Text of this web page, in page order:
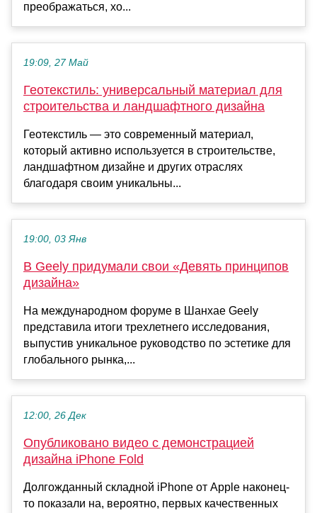
преображаться, хо...
19:09, 27 Май
Геотекстиль: универсальный материал для
строительства и ландшафтного дизайна
Геотекстиль — это современный материал,
который активно используется в строительстве,
ландшафтном дизайне и других отраслях
благодаря своим уникальны...
19:00, 03 Янв
В Geely придумали свои «Девять принципов
дизайна»
На международном форуме в Шанхае Geely
представила итоги трехлетнего исследования,
выпустив уникальное руководство по эстетике для
глобального рынка,...
12:00, 26 Дек
Опубликовано видео с демонстрацией
дизайна iPhone Fold
Долгожданный складной iPhone от Apple наконец-
то показали на, вероятно, первых качественных